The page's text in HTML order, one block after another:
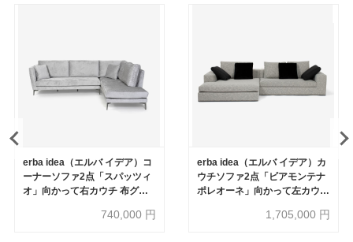
erba idea（エルバ イデア）コ
ーナーソファ2点「スパッツィ
オ」向かって右カウチ 布グレ
740,000 円
erba idea（エルバ イデア）カ
ウチソファ2点「ビアモンテナ
ポレオーネ」向かって左カウチ
1,705,000 円